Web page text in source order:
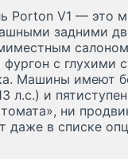
Porton V1 — это
задними
с глухими
Машины имеют
л.с.) и
ни
даже в списке